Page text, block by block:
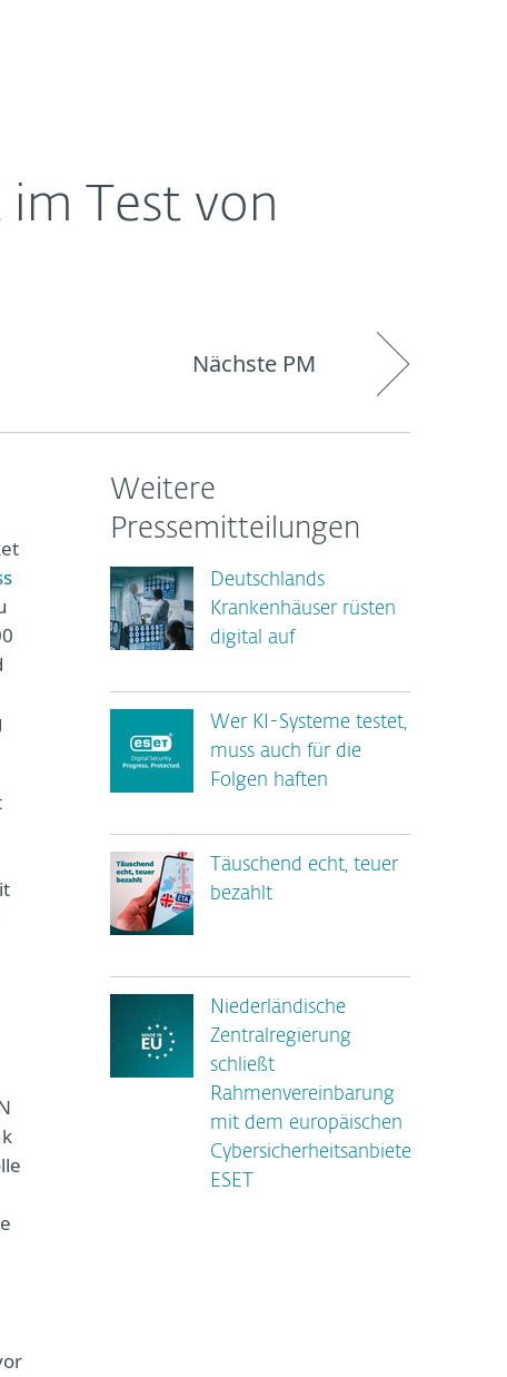
im Test von
Nächste PM
Weitere
Pressemitteilungen
Deutschlands
Krankenhäuser rüsten
digital auf
Wer KI-Systeme testet,
muss auch für die
Folgen haften
Täuschend echt, teuer
bezahlt
Niederländische
Zentralregierung
schließt
Rahmenvereinbarung
mit dem europäischen
Cybersicherheitsanbieter
ESET